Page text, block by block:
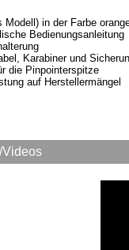
Modell) in der Farbe
Bedienungsanleitung
Karabiner und
die Pinpointerspitze
auf Herstellermängel
Videos